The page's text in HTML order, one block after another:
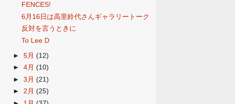
FENCES!
6月16日は高里鈴代さんギャラリートーク
反対を言うときに
To Lee D
► 5月 (12)
► 4月 (10)
► 3月 (21)
► 2月 (25)